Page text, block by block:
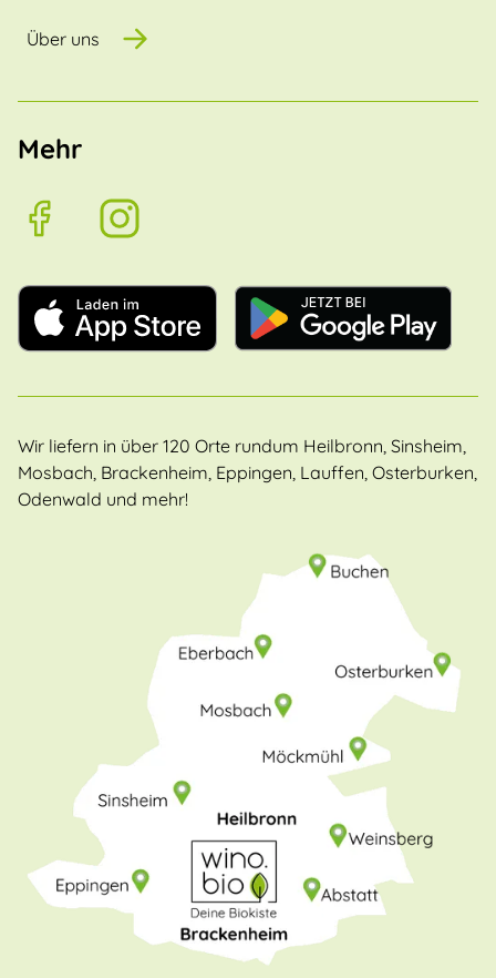
Über uns
Mehr
Wir liefern in über 120 Orte rundum Heilbronn, Sinsheim,
Mosbach, Brackenheim, Eppingen, Lauffen, Osterburken,
Odenwald und mehr!